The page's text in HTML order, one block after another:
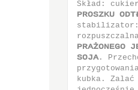
Skład:
ΠΣΟΤΫΛΦ
stabilizator:
ΠΣΑνΟΞΕΗΟ
ΤΟΚΑ.
kubka. Zalać